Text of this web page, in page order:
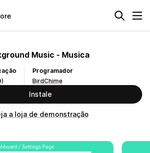
Music ‑ Musica
Programador
BirdChime
Instale
a loja de demonstração